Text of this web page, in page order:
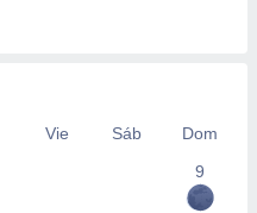
Vie Sáb
Dom
9